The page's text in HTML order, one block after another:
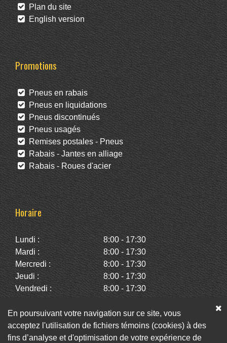
Plan du site
English version
Promotions
Pneus en rabais
Pneus en liquidations
Pneus discontinués
Pneus usagés
Remises postales - Pneus
Rabais - Jantes en alliage
Rabais - Roues d'acier
Horaire
Lundi :
8:00 - 17:30
Mardi :
8:00 - 17:30
Mercredi :
8:00 - 17:30
Jeudi :
8:00 - 17:30
Vendredi :
8:00 - 17:30
Dimanche :
Fermé
En poursuivant votre navigation sur ce site, vous
acceptez l'utilisation de fichiers témoins (cookies) à des
fins d’analyse et d'optimisation de votre expérience de